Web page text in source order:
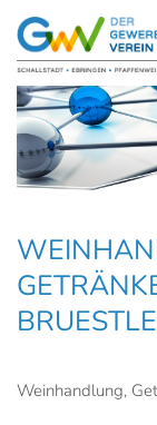
BRUESTLE
Weinhandlung,